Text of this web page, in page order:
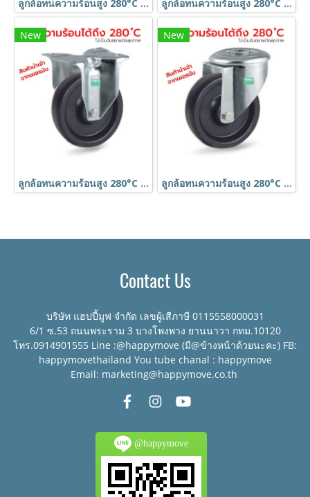
ลูกล้อทนความร้อนสูง 280°C Food Grade แป้นเบรก TENTE เยอรมัน ลูกล้อทนความร้อนสูง 280°C Food Grade รูหมุนมีเบรก TENTE เยอรมัน
New
ลูกล้อทนความร้อนสูง 280°C Food Grade แป้นตาย TENTE เยอรมัน
New
ลูกล้อทนความร้อนสูง 280°C Food Grade รูหมุน TENTE เยอรมัน
Contact Us
บริษัท แฮปปี้มูฟ จำกัด เลขผู้เสีภาษี 0115558000031
6/1 ซ.53 ถนนพระราม 3 บางโพงพาง ยานนาวา กทม.10120
โทร.0914901555 Line :@happymove (มี@ข้างหน้าด้วยนะคะ) FB:
happymovethailand You tube chanal : happymove
Email: marketing@happymove.co.th
@happymove